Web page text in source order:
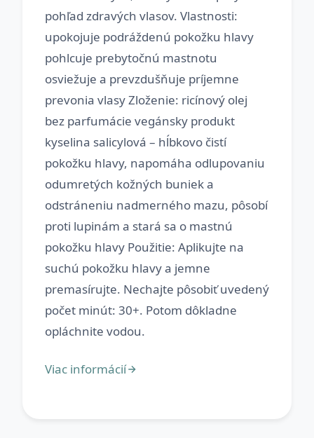
pohľad zdravých vlasov. Vlastnosti:
upokojuje podráždenú pokožku hlavy
pohlcuje prebytočnú mastnotu
osviežuje a prevzdušňuje príjemne
prevonia vlasy Zloženie: ricínový olej
bez parfumácie vegánsky produkt
kyselina salicylová – hĺbkovo čistí
pokožku hlavy, napomáha odlupovaniu
odumretých kožných buniek a
odstráneniu nadmerného mazu, pôsobí
proti lupinám a stará sa o mastnú
pokožku hlavy Použitie: Aplikujte na
suchú pokožku hlavy a jemne
premasírujte. Nechajte pôsobiť uvedený
počet minút: 30+. Potom dôkladne